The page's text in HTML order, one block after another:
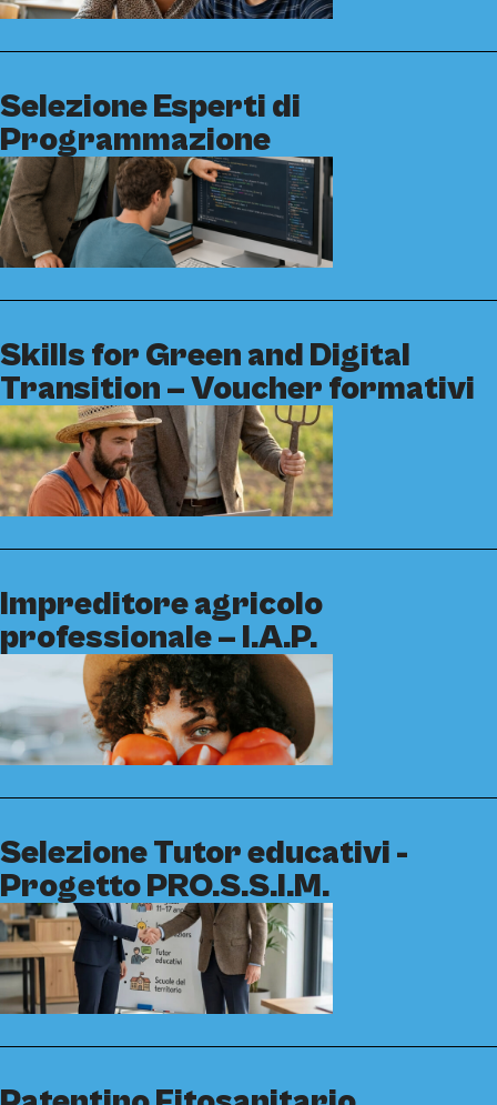
Selezione Esperti di
Programmazione
Skills for Green and Digital
Transition – Voucher formativi
Impreditore agricolo
professionale – I.A.P.
Selezione Tutor educativi -
Progetto PRO.S.S.I.M.